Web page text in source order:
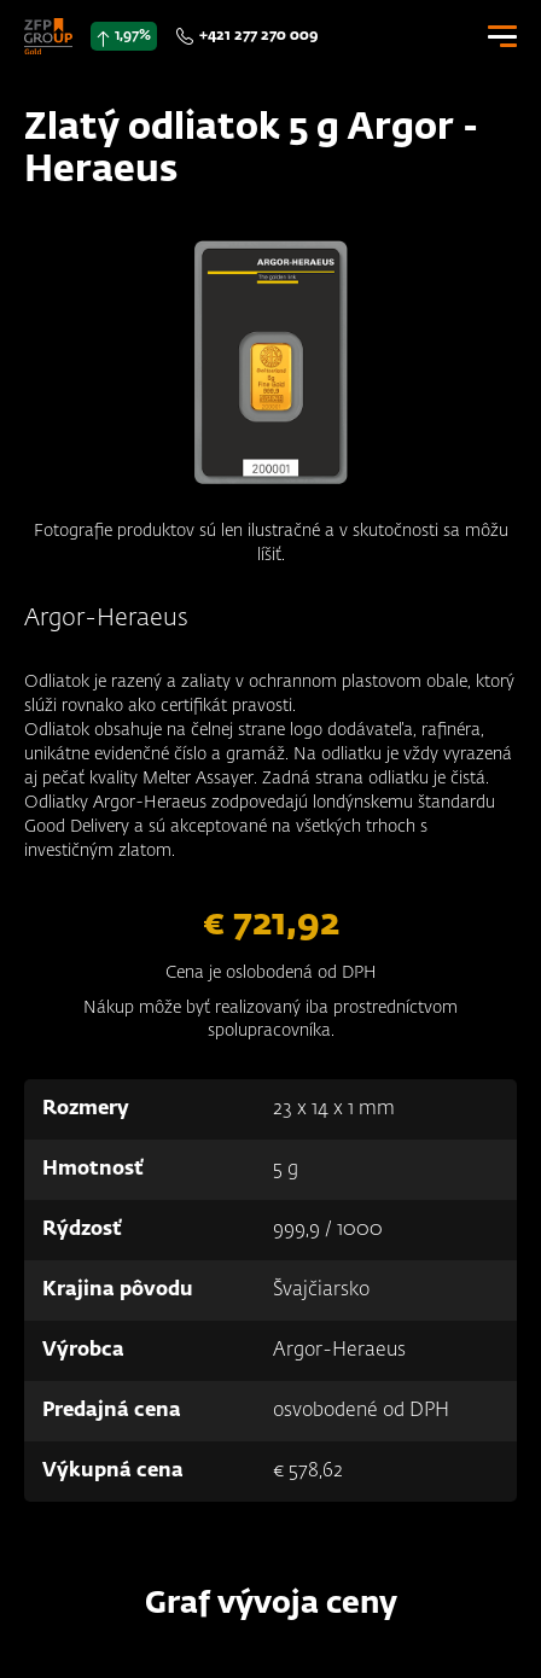
1,97% +421 277 270 009
CENNÍK
KONTAKTY
0 € 00,00
Fotografie produktov sú len ilustračné a v skutočnosti sa môžu
líšiť.
Zlatý odliatok 5 g Argor -
Heraeus
Argor-Heraeus
Odliatok je razený a zaliaty v ochrannom plastovom obale, ktorý
slúži rovnako ako certifikát pravosti.
Odliatok obsahuje na čelnej strane logo dodávateľa, rafinéra,
unikátne evidenčné číslo a gramáž. Na odliatku je vždy vyrazená
aj pečať kvality Melter Assayer. Zadná strana odliatku je čistá.
Odliatky Argor-Heraeus zodpovedajú londýnskemu štandardu
Good Delivery a sú akceptované na všetkých trhoch s
investičným zlatom.
€ 721,92
Cena je oslobodená od DPH
Nákup môže byť realizovaný iba prostredníctvom
spolupracovníka.
Rozmery 23 x 14 x 1 mm
Hmotnosť 5 g
Rýdzosť 999,9 / 1000
Krajina pôvodu Švajčiarsko
Výrobca Argor-Heraeus
Predajná cena osvobodené od DPH
Výkupná cena € 578,62
Graf vývoja ceny